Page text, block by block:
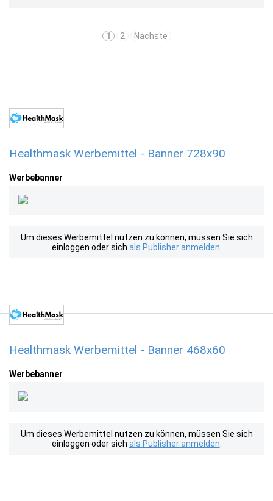
1 2 Nächste
Healthmask Werbemittel - Banner 728x90
Werbebanner
Um dieses Werbemittel nutzen zu können, müssen Sie sich
einloggen oder sich als Publisher anmelden
Healthmask Werbemittel - Banner 468x60
Werbebanner
Um dieses Werbemittel nutzen zu können, müssen Sie sich
einloggen oder sich als Publisher anmelden